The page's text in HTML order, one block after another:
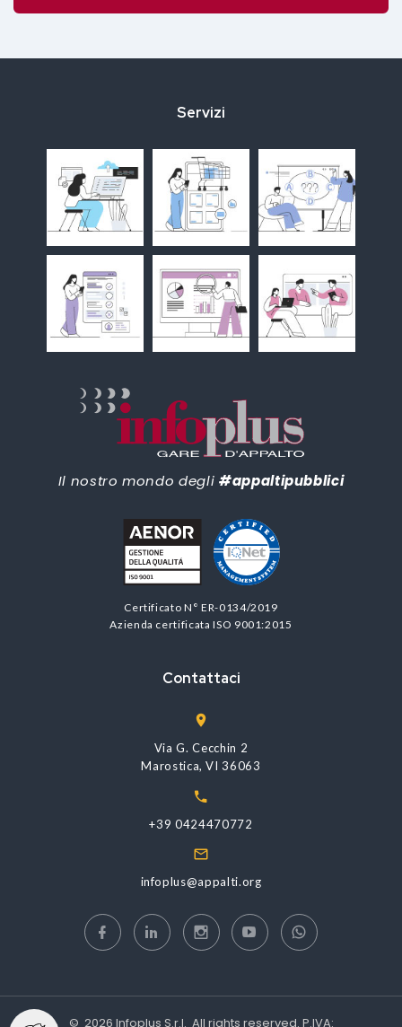
Servizi
Il nostro mondo degli #appaltipubblici
Certificato N° ER-0134/2019
Azienda certificata ISO 9001:2015
Contattaci
Via G. Cecchin 2
Marostica, VI 36063
+39 0424470772
infoplus@appalti.org
© 2026 Infoplus S.r.l. All rights reserved. P.IVA: